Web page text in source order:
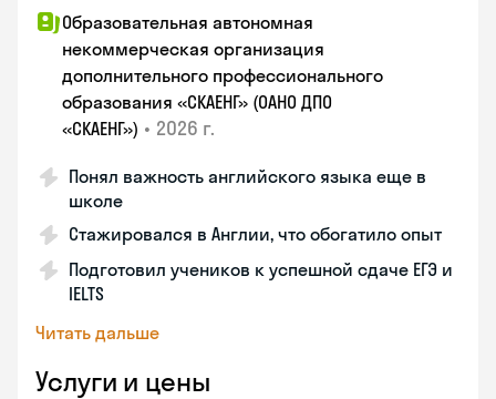
Образовательная автономная
некоммерческая организация
дополнительного профессионального
образования «СКАЕНГ» (ОАНО ДПО
«СКАЕНГ») • 2026 г.
Понял важность английского языка еще в
школе
Стажировался в Англии, что обогатило опыт
Подготовил учеников к успешной сдаче ЕГЭ и
IELTS
Читать дальше
Услуги и цены